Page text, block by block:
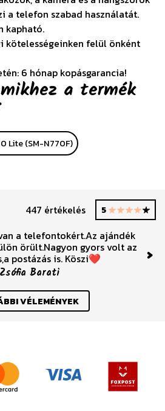
a telefon szabad használatát.
kapható.
kötelességeinken felül önként
6 hónap kopásgarancia!
a termék
Lite (SM-N770F)
447 értékelés 5
a telefontokért.Az ajándék
örült.Nagyon gyors volt az
postázás is. Köszi❤️
Zsófia Barati
VÉLEMÉNYEK